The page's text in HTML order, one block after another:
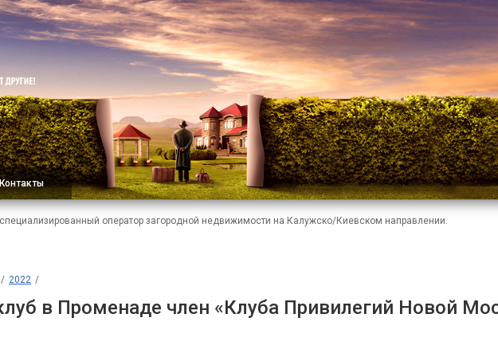
Контакты
оператор загородной недвижимости на Калужско/Киевском направлении.
2022
в Променаде член «Клуба Привилегий Новой